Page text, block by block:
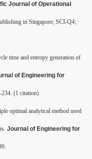
Journal of Operational
in Singapore; SCI-Q4;
time and entropy generation of
of Engineering for
(1 citation)
optimal analytical method used
Journal of Engineering for